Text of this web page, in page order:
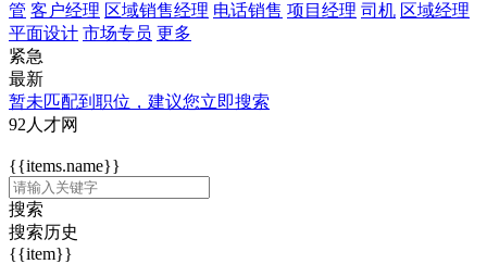
管 客户经理 区域销售经理 电话销售 项目经理 司机 区域经理
平面设计 市场专员 更多
紧急
最新
暂未匹配到职位，建议您立即搜索
92人才网
{{items.name}}
搜索
搜索历史
{{item}}